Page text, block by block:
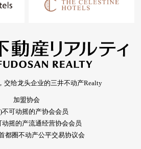
交给龙头企业的三井不动产Realty
加盟协会
不可动摇的产协会会员
动摇的产流通经营协会会员
都圈不动产公平交易协议会